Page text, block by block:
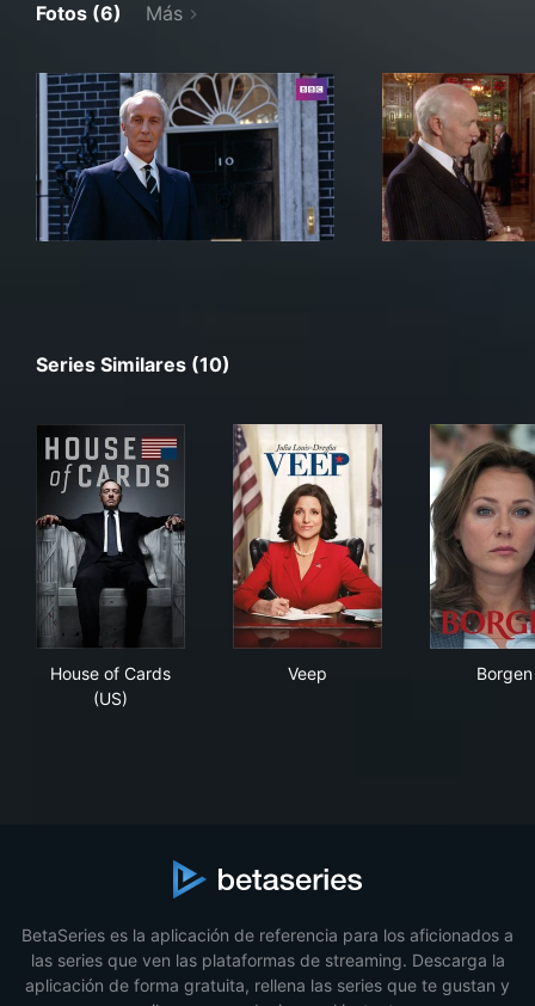
Fotos (6) Más
Series Similares (10)
House of Cards
(US)
Veep Borgen
BetaSeries es la aplicación de referencia para los aficionados a
las series que ven las plataformas de streaming. Descarga la
aplicación de forma gratuita, rellena las series que te gustan y